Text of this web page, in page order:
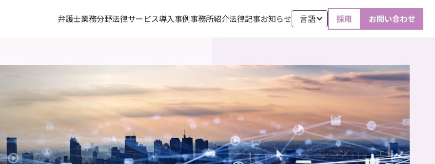
弁護士業務分野法律サービス導入事例事務所紹介法律記事お知らせ 言語 採用 お問い合わせ